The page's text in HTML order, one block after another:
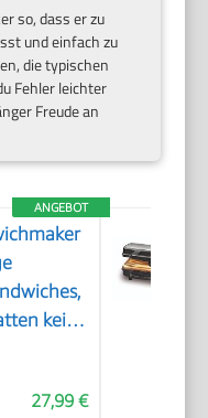
so, dass er zu
und einfach zu
die typischen
Fehler leichter
Freude an
ANGEBOT
kein
27,99 €